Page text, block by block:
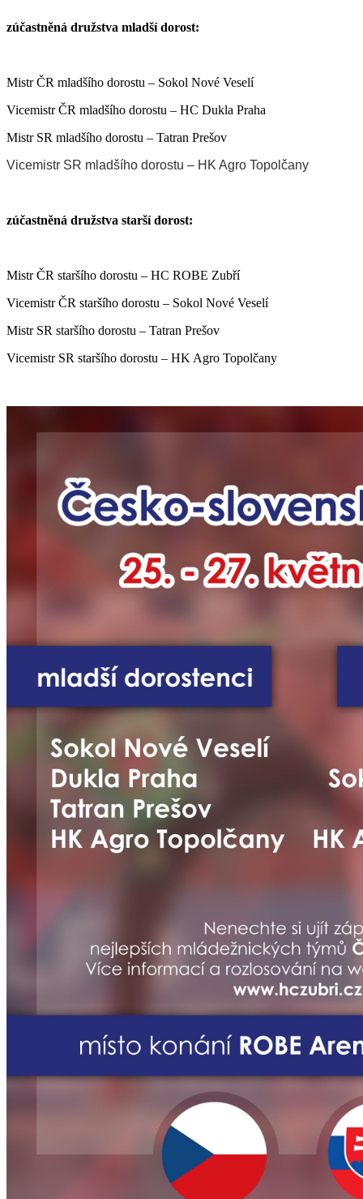
zúčastněná družstva mladší dorost:
Mistr ČR mladšího dorostu – Sokol Nové Veselí
Vicemistr ČR mladšího dorostu – HC Dukla Praha
Mistr SR mladšího dorostu – Tatran Prešov
Vicemistr SR mladšího dorostu – HK Agro Topolčany
zúčastněná družstva starší dorost:
Mistr ČR staršího dorostu – HC ROBE Zubří
Vicemistr ČR staršího dorostu – Sokol Nové Veselí
Mistr SR staršího dorostu – Tatran Prešov
Vicemistr SR staršího dorostu – HK Agro Topolčany